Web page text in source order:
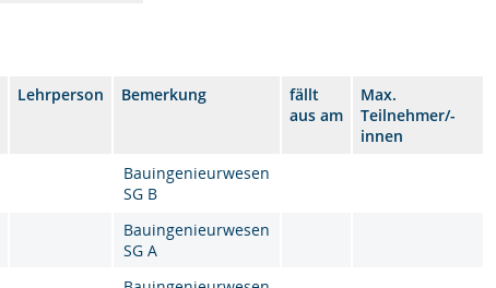
Lehrperson Bemerkung
fällt
aus am
Max.
Teilnehmer/-
innen
Bauingenieurwesen
SG B
Bauingenieurwesen
SG A